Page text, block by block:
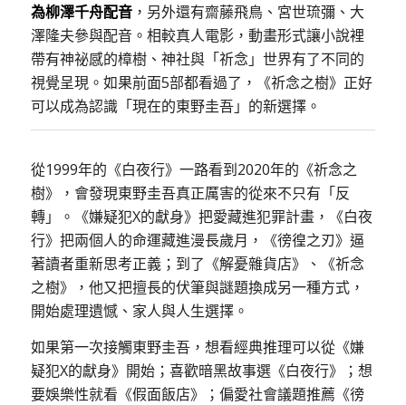
為柳澤千舟配音，另外還有齋藤飛鳥、宮世琉彌、大
澤隆夫參與配音。相較真人電影，動畫形式讓小說裡
帶有神祕感的樟樹、神社與「祈念」世界有了不同的
視覺呈現。如果前面5部都看過了，《祈念之樹》正好
可以成為認識「現在的東野圭吾」的新選擇。
從1999年的《白夜行》一路看到2020年的《祈念之
樹》，會發現東野圭吾真正厲害的從來不只有「反
轉」。《嫌疑犯X的獻身》把愛藏進犯罪計畫，《白夜
行》把兩個人的命運藏進漫長歲月，《徬徨之刃》逼
著讀者重新思考正義；到了《解憂雜貨店》、《祈念
之樹》，他又把擅長的伏筆與謎題換成另一種方式，
開始處理遺憾、家人與人生選擇。
如果第一次接觸東野圭吾，想看經典推理可以從《嫌
疑犯X的獻身》開始；喜歡暗黑故事選《白夜行》；想
要娛樂性就看《假面飯店》；偏愛社會議題推薦《徬